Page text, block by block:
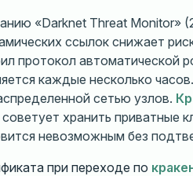
«Darknet Threat Monitor»
ссылок снижает
протокол автоматической
каждые несколько часов.
сетью узлов.
хранить приватные
невозможным без
при переходе по